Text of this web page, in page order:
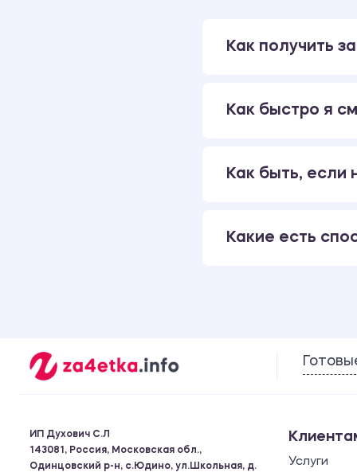
Как получить
Как быстро я
Как быть, если
Какие есть
ИП Духович С.Л
143081, Россия, Московская обл.,
Одинцовский р-н, с.Юдино, ул.Школьная, д.
Услуги